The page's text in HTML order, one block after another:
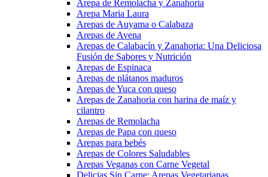
Arepa de Remolacha y Zanahoria
Arepa Maria Laura
Arepas de Auyama o Calabaza
Arepas de Avena
Arepas de Calabacín y Zanahoria: Una Deliciosa
Fusión de Sabores y Nutrición
Arepas de Espinaca
Arepas de plátanos maduros
Arepas de Yuca con queso
Arepas de Zanahoria con harina de maíz y
cilantro
Arepas de Remolacha
Arepas de Papa con queso
Arepas para bebés
Arepas de Colores Saludables
Arepas Veganas con Carne Vegetal
Delicias Sin Carne: Arepas Vegetarianas